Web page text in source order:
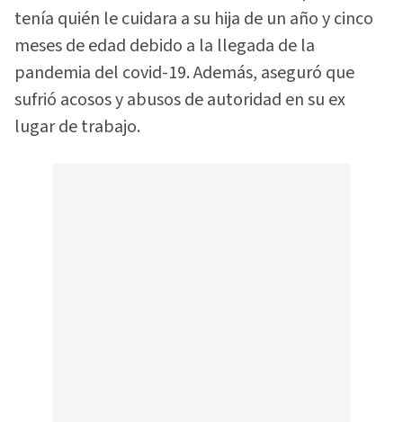
tenía quién le cuidara a su hija de un año y cinco
meses de edad debido a la llegada de la
pandemia del covid-19. Además, aseguró que
sufrió acosos y abusos de autoridad en su ex
lugar de trabajo.